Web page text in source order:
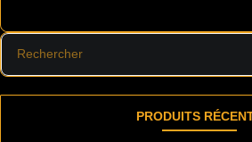
PRODUITS